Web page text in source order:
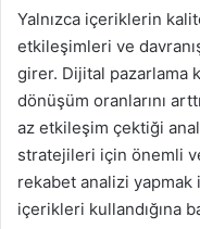
Yalnızca içeriklerin
etkileşimleri ve
girer. Dijital pazarlama
dönüşüm oranlarını
az etkileşim çektiği
stratejileri için önemli
rekabet analizi yapmak
içerikleri kullandığına